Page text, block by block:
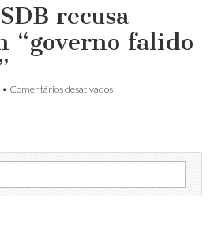
criando
Conselhos
Populares
será
recusa
“governo falido
• Comentários desativadosem
do
acordo
com
falido